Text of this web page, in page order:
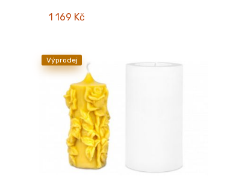
1 169 Kč
Výprodej